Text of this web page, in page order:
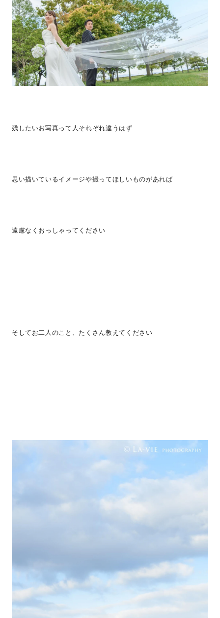
残したいお写真って人それぞれ違うはず
思い描いているイメージや撮ってほしいものがあれば
遠慮なくおっしゃってください
そしてお二人のこと、たくさん教えてください